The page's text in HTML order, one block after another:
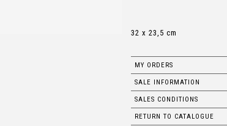
MY ORDERS
SALE INFORMATION
SALES CONDITIONS
RETURN TO CATALOGUE